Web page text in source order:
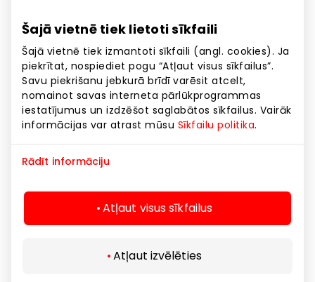
Šajā vietnē tiek lietoti sīkfaili
Šajā vietnē tiek izmantoti sīkfaili (angl. cookies). Ja
piekrītat, nospiediet pogu “Atļaut visus sīkfailus”.
Savu piekrišanu jebkurā brīdī varēsit atcelt,
nomainot savas interneta pārlūkprogrammas
iestatījumus un izdzēšot saglabātos sīkfailus. Vairāk
informācijas var atrast mūsu Sīkfailu politika.
Rādīt informāciju
Atļaut visus sīkfailus
Atļaut izvēlēties
3 personas / 1 nakts / 279 EUR – 20% = 223,20 EUR
Nomierinošs SPA rituāls “Lavandas miera oāze”
https://www.lieliskadavana.lv/nomierinoss-spa-
rituals-lavandas-miera-oaze-lemon-moon-spa
Pilna ķermeņa aromterapijas masāža “Elizabetes
SPA” https://www.lieliskadavana.lv/kermena-un-
galvas-aromaterapijas-masaza-elizabetes-spa-
elizabetes-spa
1 persona / 1 st. 20 min / 84 EUR – 40%=50,40 EUR